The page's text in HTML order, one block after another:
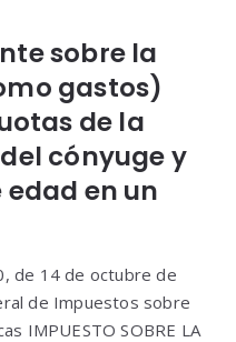
sobre la
gastos)
de la
cónyuge y
en un
de 14 de octubre de
de Impuestos sobre
IMPUESTO SOBRE LA